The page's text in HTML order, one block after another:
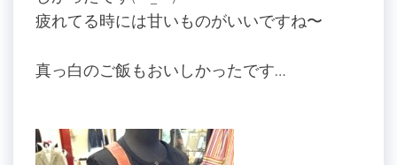
疲れてる時には甘いものがいいですね〜
真っ白のご飯もおいしかったです…